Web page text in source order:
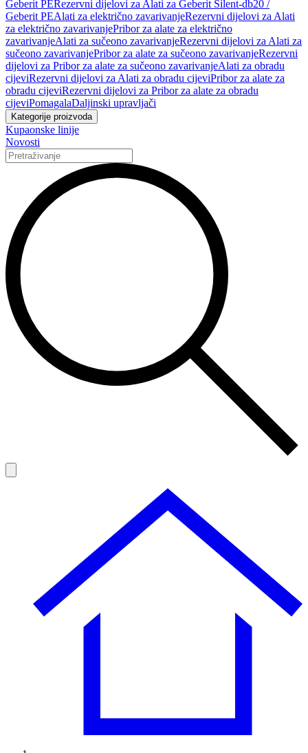
Geberit PERezervni dijelovi za Alati za Geberit Silent-db20 /
Geberit PEAlati za električno zavarivanjeRezervni dijelovi za Alati
za električno zavarivanjePribor za alate za električno
zavarivanjeAlati za sučeono zavarivanjeRezervni dijelovi za Alati za
sučeono zavarivanjePribor za alate za sučeono zavarivanjeRezervni
dijelovi za Pribor za alate za sučeono zavarivanjeAlati za obradu
cijeviRezervni dijelovi za Alati za obradu cijeviPribor za alate za
obradu cijeviRezervni dijelovi za Pribor za alate za obradu
cijeviPomagalaDaljinski upravljači
Kategorije proizvoda
Kupaonske linije
Novosti